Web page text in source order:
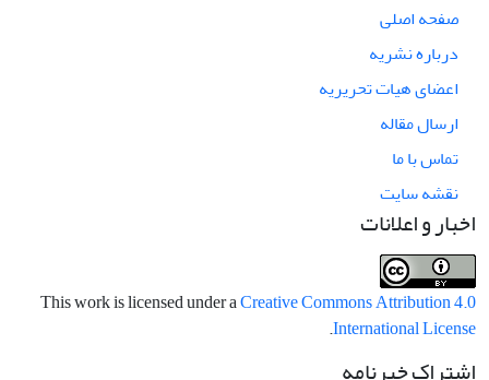
صفحه اصلی
درباره نشریه
اعضای هیات تحریریه
ارسال مقاله
تماس با ما
نقشه سایت
اخبار و اعلانات
This work is licensed under aCreative Commons Attribution 4.0
International License
.